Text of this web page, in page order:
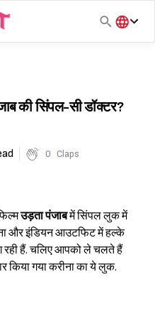
हिंदी
की सिंपल-सी डॉक्टर?
0 Claps
उड़ता पंजाबमें सिंपल लुक में
और इंडियन आउटफिट में हल्के
हैं. चलिए आपको ले चलते हैं
किया गया करीना का ये लुक.